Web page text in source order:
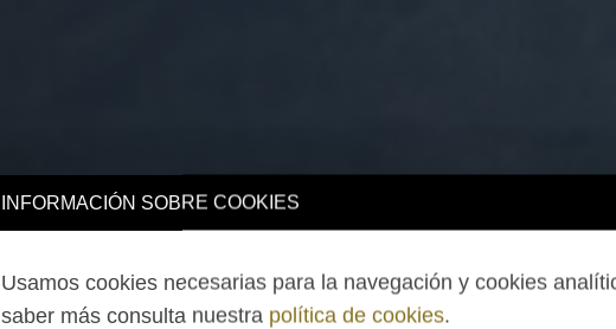
INFORMACIÓN SOBRE COOKIES
Usamos cookies necesarias para la navegación y cookies
saber más consulta nuestra política de cookies.